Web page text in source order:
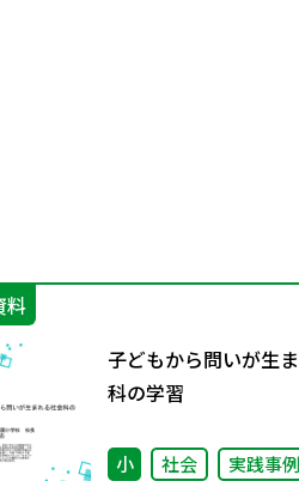
料
子どもから問いが生
科の学習
小 社会 実践事例